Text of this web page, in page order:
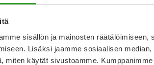
sisällön ja mainosten
Lisäksi jaamme sosiaalisen
miten käytät sivustoamme.
Pitkälle hennolle kihartuvalle hiukselle
vaihtoehtona on olla kokonaan ilman.
hajuttomuudesta.